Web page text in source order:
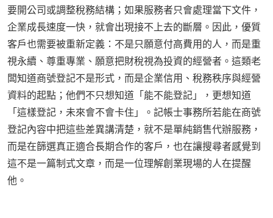
要開公司或調整稅務結構；如果服務者只會處理當下文件，
企業成長速度一快，就會出現接不上去的斷層。因此，優質
客戶也需要被重新定義：不是只願意付高費用的人，而是重
視永續、尊重專業、願意把財稅視為投資的經營者。這類老
闆知道商號登記不是形式，而是企業信用、稅務秩序與經營
資料的起點；他們不只想知道「能不能登記」，更想知道
「這樣登記，未來會不會卡住」。記帳士事務所若能在商號
登記內容中把這些差異講清楚，就不是單純銷售代辦服務，
而是在篩選真正適合長期合作的客戶，也在讓搜尋者感覺到
這不是一篇制式文章，而是一位理解創業現場的人在提醒
他。